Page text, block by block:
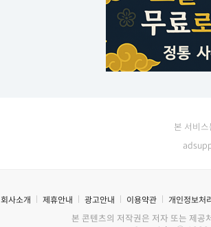
본 서비
회사소개 제휴안내 광고안내 이용약관 개인정보처
본 콘텐츠의 저작권은 저자 또는 제공